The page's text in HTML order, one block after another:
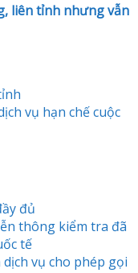
liên tỉnh nhưng vẫn
vụ hạn chế cuộc
đủ
thông kiểm tra đã
tế
vụ cho phép gọi